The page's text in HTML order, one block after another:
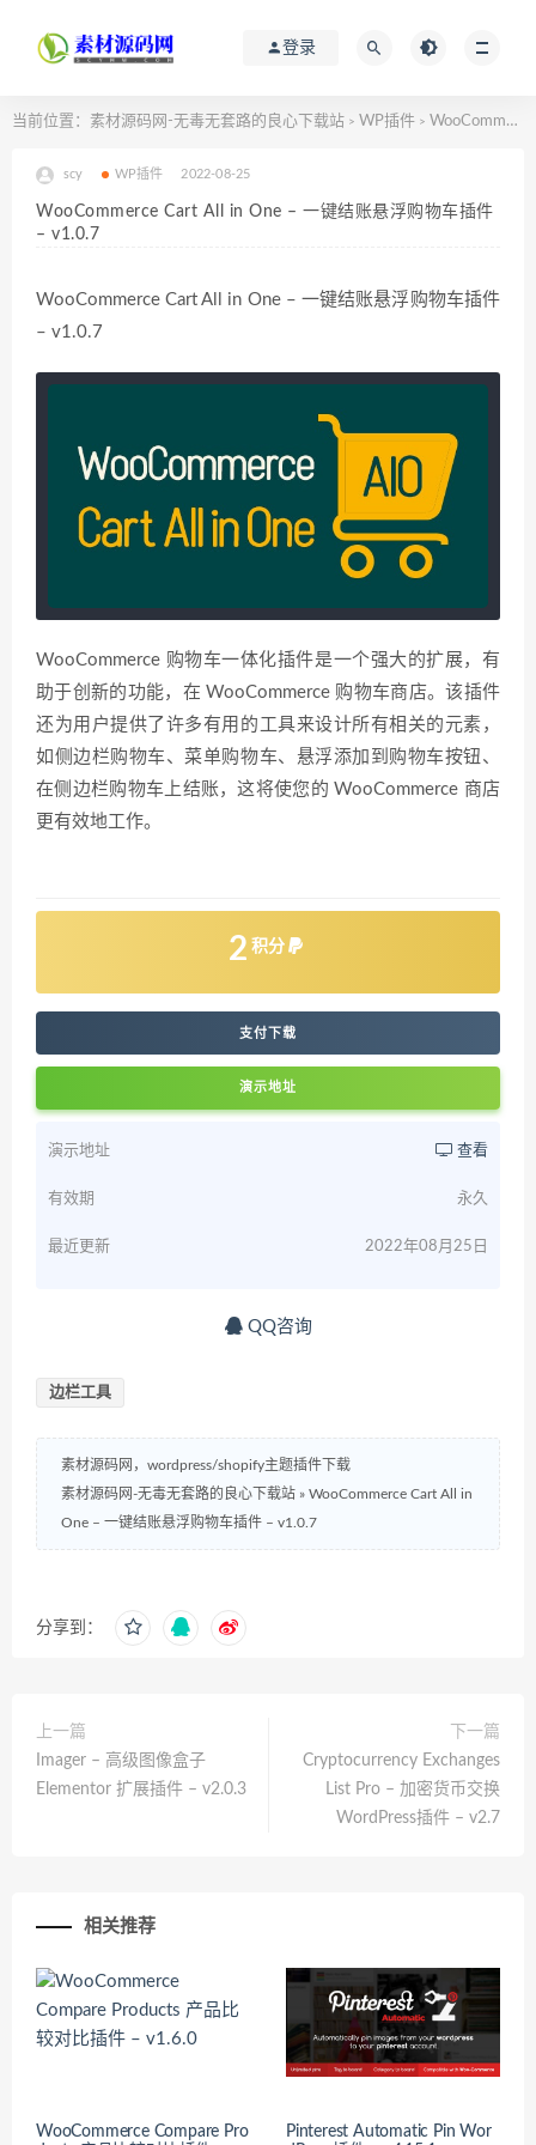
登录
当前位置： 素材源码网-无毒无套路的良心下载站 > WP插件 > WooCommerce Cart All in One – 一键结账悬浮购物车插件 – v1.0.7
scy WP插件 2022-08-25
WooCommerce Cart All in One – 一键结账悬浮购物车插件
– v1.0.7
WooCommerce Cart All in One – 一键结账悬浮购物车插件
– v1.0.7
WooCommerce 购物车一体化插件是一个强大的扩展，有
助于创新的功能，在 WooCommerce 购物车商店。该插件
还为用户提供了许多有用的工具来设计所有相关的元素，
如侧边栏购物车、菜单购物车、悬浮添加到购物车按钮、
在侧边栏购物车上结账，这将使您的 WooCommerce 商店
更有效地工作。
2 积分
支付下载
演示地址
演示地址 查看
有效期 永久
最近更新 2022年08月25日
QQ咨询
边栏工具
素材源码网，wordpress/shopify主题插件下载
素材源码网-无毒无套路的良心下载站 » WooCommerce Cart All in
One – 一键结账悬浮购物车插件 – v1.0.7
分享到：
上一篇
Imager – 高级图像盒子
Elementor 扩展插件 – v2.0.3
下一篇
Cryptocurrency Exchanges
List Pro – 加密货币交换
WordPress插件 – v2.7
相关推荐
WooCommerce Compare Pro
Pinterest Automatic Pin Wor